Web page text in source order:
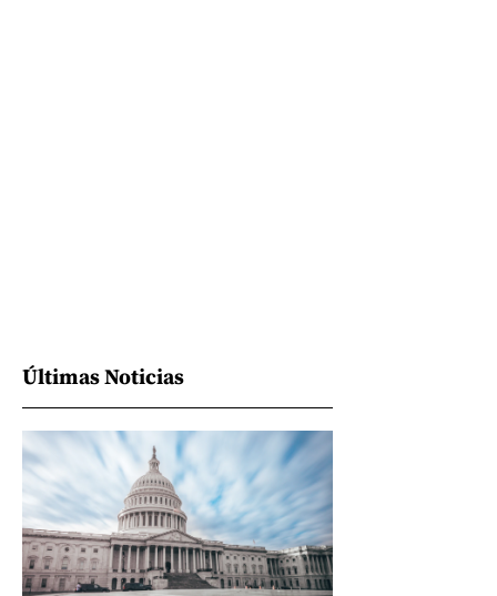
Últimas Noticias